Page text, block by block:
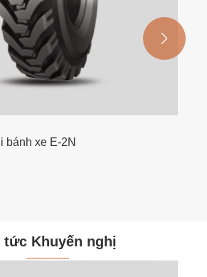
bánh xe E-2N

tức Khuyến nghị